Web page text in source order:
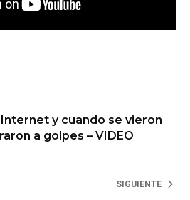
y cuando se vieron
a golpes – VIDEO
SIGUIENTE